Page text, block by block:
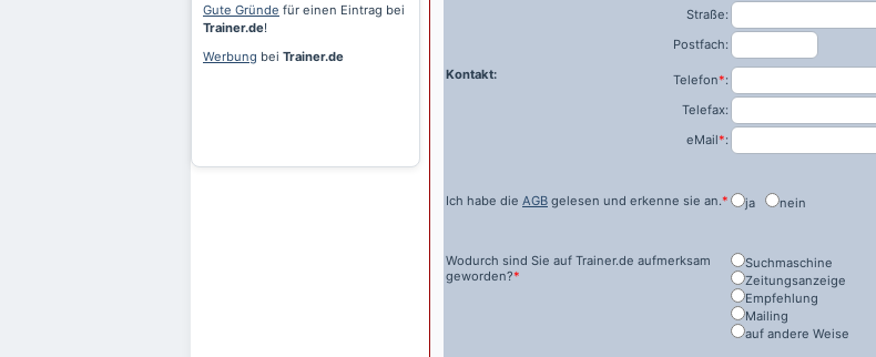
Gute Gründe für einen Eintrag bei
Trainer.de!
Werbung bei Trainer.de
Straße:
Postfach:
Kontakt:
Telefon*:
Telefax:
eMail*:
Ich habe die AGB gelesen und erkenne sie an.* ja nein
Wodurch sind Sie auf Trainer.de aufmerksam
geworden?*
Suchmaschine
Zeitungsanzeige
Empfehlung
Mailing
auf andere Weise